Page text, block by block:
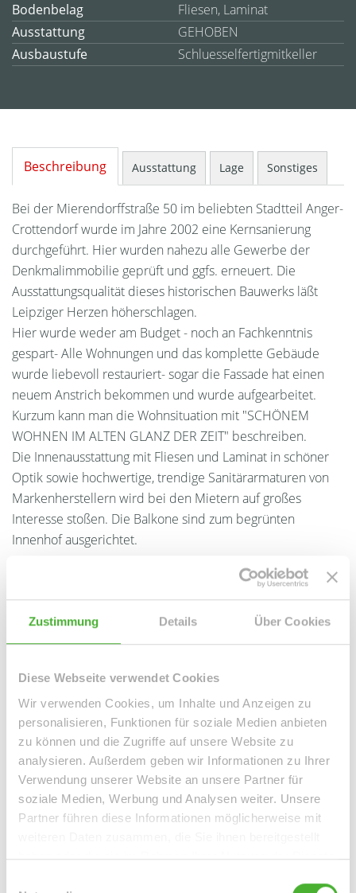
Zustimmung Details Über Cookies
Diese Webseite verwendet Cookies
Wir verwenden Cookies, um Inhalte und Anzeigen zu
personalisieren, Funktionen für soziale Medien anbieten
zu können und die Zugriffe auf unsere Website zu
analysieren. Außerdem geben wir Informationen zu Ihrer
Verwendung unserer Website an unsere Partner für
soziale Medien, Werbung und Analysen weiter. Unsere
Partner führen diese Informationen möglicherweise mit
haben oder die sie im Rahmen Ihrer Nutzung der Dienste
Bodenbelag
Fliesen, Laminat
Ausstattung
GEHOBEN
Ausbaustufe
Schluesselfertigmitkeller
Beschreibung Ausstattung Lage Sonstiges
Bei der Mierendorffstraße 50 im beliebten Stadtteil Anger-
Crottendorf wurde im Jahre 2002 eine Kernsanierung
durchgeführt. Hier wurden nahezu alle Gewerbe der
Denkmalimmobilie geprüft und ggfs. erneuert. Die
Ausstattungsqualität dieses historischen Bauwerks läßt
Leipziger Herzen höherschlagen.
Hier wurde weder am Budget - noch an Fachkenntnis
gespart- Alle Wohnungen und das komplette Gebäude
wurde liebevoll restauriert- sogar die Fassade hat einen
neuem Anstrich bekommen und wurde aufgearbeitet.
Kurzum kann man die Wohnsituation mit "SCHÖNEM
WOHNEN IM ALTEN GLANZ DER ZEIT" beschreiben.
Die Innenausstattung mit Fliesen und Laminat in schöner
Optik sowie hochwertige, trendige Sanitärarmaturen von
Markenherstellern wird bei den Mietern auf großes
Interesse stoßen. Die Balkone sind zum begrünten
Innenhof ausgerichtet.
Frau Peggy Günther
Telefon: 004934298549070
Mobil: 004915254250755